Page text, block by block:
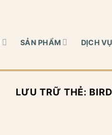
SẢN PHẨM DỊCH VỤ
LƯU TRỮ THẺ: